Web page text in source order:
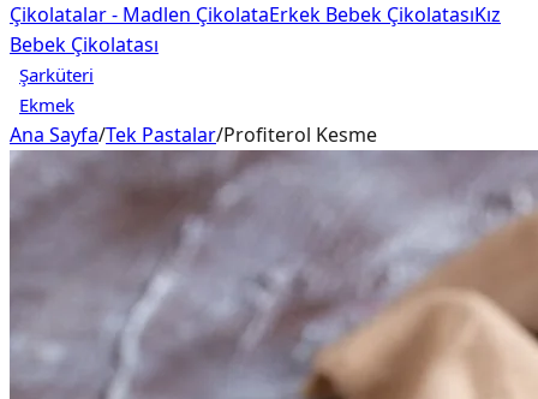
Çikolatalar - Madlen ÇikolataErkek Bebek ÇikolatasıKız
Bebek Çikolatası
Şarküteri
Ekmek
Ana Sayfa/Tek Pastalar/Profiterol Kesme